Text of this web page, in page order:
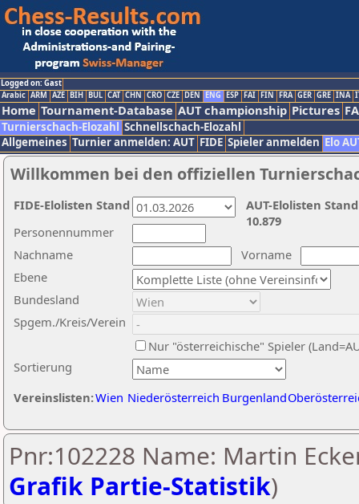
Logged on: Gast
Arabic ARM AZE BIH BUL CAT CHN CRO CZE DEN ENG ESP FAI FIN FRA GER GRE INA
Home Tournament-Database AUT championship Pictures
Turnierschach-Elozahl Schnellschach-Elozahl
Allgemeines Turnier anmelden: AUT FIDE Spieler anmelden Elo
Willkommen bei den offiziellen
Nachname
Vorname
Ebene
Sortierung
Personennummer
Bundesland
Spgem./Kreis/Verein
Nur "österreichische" Spieler
Vereinslisten:Wien Niederösterreich Burgenland
AUT-Elolisten
10.879
FIDE-Elolisten Stand
Pnr:102228 Name: Martin
Grafik Partie-Statistik)